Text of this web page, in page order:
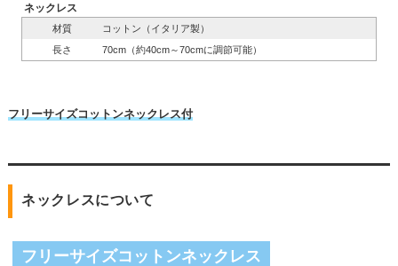
ネックレス
材質
コットン（イタリア製）
長さ
70cm（約40cm～70cmに調節可能）
フリーサイズコットンネックレス付
ネックレスについて
フリーサイズコットンネックレス